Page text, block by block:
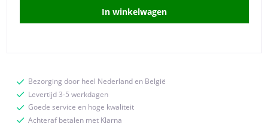
In winkelwagen
Bezorging door heel Nederland en België
Levertijd 3-5 werkdagen
Goede service en hoge kwaliteit
Achteraf betalen met Klarna